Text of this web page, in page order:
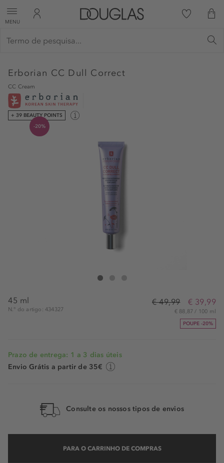
MENU
Erborian CC Dull Correct
CC Cream
+ 39 BEAUTY POINTS
-20%
Erborian CC Dull Correct
45 ml
N.° do artigo: 434327
€ 49,99 € 39,99
€ 88,87 / 100 ml
POUPE -20%
Prazo de entrega: 1 a 3 dias úteis
Envio Grátis a partir de 35€
Consulte os nossos tipos de envios
PARA O CARRINHO DE COMPRAS